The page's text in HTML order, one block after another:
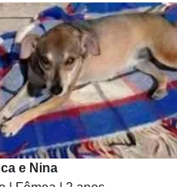
e Nina